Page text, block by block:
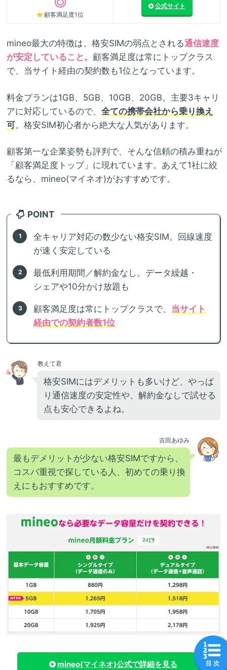
顧客満足度1位
公式サイト
mineo最大の特徴は、格安SIMの弱点とされる通信速度
が安定していること。 顧客満足度は常にトップクラス
で、当サイト経由の契約数も1位となっています。
料金プランは1GB、5GB、10GB、20GB。主要3キャリ
アに対応しているので、 全ての携帯会社から乗り換え
可。格安SIM初心者から絶大な人気があります。
顧客第一な企業姿勢も評判で、そんな信頼の積み重ねが
「顧客満足度トップ」に現れています。あえて1社に絞
るなら、mineo(マイネオ)がおすすめです。
POINT
全キャリア対応の数少ない格安SIM。回線速度
が速く安定している
最低利用期間／解約金なし。データ繰越・
シェアや10分かけ放題も
顧客満足度は常にトップクラスで、 当サイト
経由での契約者数1位
教えて君
格安SIMにはデメリットも多いけど、やっぱ
り通信速度の安定性や、解約金なしで試せる
点も安心できるよね。
吉田あゆみ
最もデメリットが少ない格安SIMですから、
コスパ重視で探している人、初めての乗り換
えにもおすすめです。
mineo(マイネオ)公式で詳細を見る 目 次